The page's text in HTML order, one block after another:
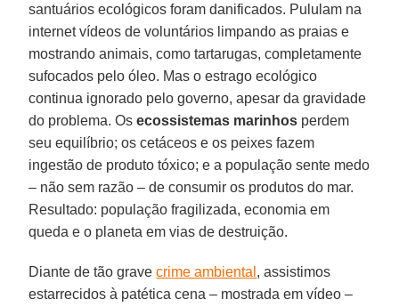
santuários ecológicos foram danificados. Pululam na
internet vídeos de voluntários limpando as praias e
mostrando animais, como tartarugas, completamente
sufocados pelo óleo. Mas o estrago ecológico
continua ignorado pelo governo, apesar da gravidade
do problema. Osecossistemas marinhos perdem
seu equilíbrio; os cetáceos e os peixes fazem
ingestão de produto tóxico; e a população sente medo
– não sem razão – de consumir os produtos do mar.
Resultado: população fragilizada, economia em
queda e o planeta em vias de destruição.
Diante de tão gravecrime ambiental , assistimos
estarrecidos à patética cena – mostrada em vídeo –